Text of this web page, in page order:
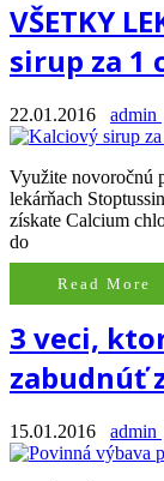
VŠETKY
sirup za 1
22.01.2016 admin
Využite novoročnú
lekárňach
získate Calcium
do
Read More
3 veci,
zabudnúť
15.01.2016 admin